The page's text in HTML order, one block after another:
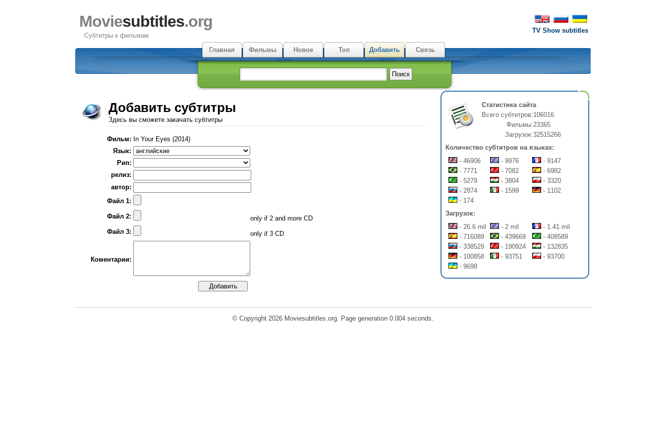
TV Show subtitles
Moviesubtitles.org
Субтитры к фильмам
Главная
Фильмы Новое Топ Добавить Связь
Добавить субтитры
Здесь вы сможете закачать субтитры
Фильм: In Your Eyes (2014)
Язык:
Рип:
релиз:
автор:
Файл 1:
Файл 2:
only if 2 and more CD
Файл 3:
only if 3 CD
Коментарии:
Статистика сайта
Всего субтитров:106016
Фильмы:23365
Загрузок:32515266
Количество субтитров на языках:
- 46906
- 9976
- 9147
- 7771
- 7082
- 6982
- 5279
- 3804
- 3320
- 2874
- 1599
- 1102
- 174
Загрузок:
- 26.6 mil
- 2 mil
- 1.41 mil
- 716089
- 439669
- 408589
- 338529
- 190924
- 132835
- 100858
- 93751
- 93700
- 9698
© Copyright 2026 Moviesubtitles.org. Page generation 0.004 seconds.